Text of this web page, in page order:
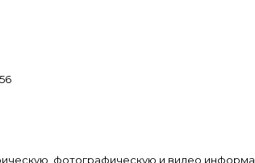
фотографическую и видео